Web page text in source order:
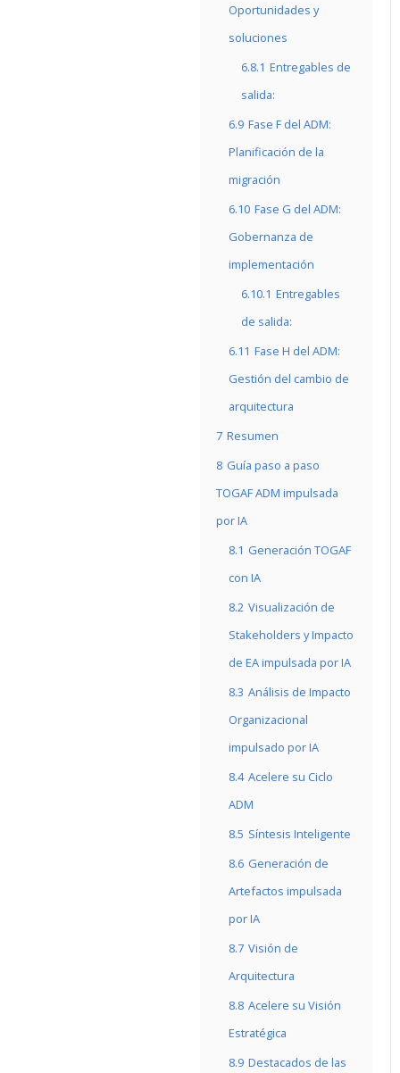
Oportunidades y
soluciones
6.8.1 Entregables de
salida:
6.9 Fase F del ADM:
Planificación de la
migración
6.10 Fase G del ADM:
Gobernanza de
implementación
6.10.1 Entregables
de salida:
6.11 Fase H del ADM:
Gestión del cambio de
arquitectura
7 Resumen
8 Guía paso a paso
TOGAF ADM impulsada
por IA
8.1 Generación TOGAF
con IA
8.2 Visualización de
Stakeholders y Impacto
de EA impulsada por IA
8.3 Análisis de Impacto
Organizacional
impulsado por IA
8.4 Acelere su Ciclo
ADM
8.5 Síntesis Inteligente
8.6 Generación de
Artefactos impulsada
por IA
8.7 Visión de
Arquitectura
8.8 Acelere su Visión
Estratégica
8.9 Destacados de las